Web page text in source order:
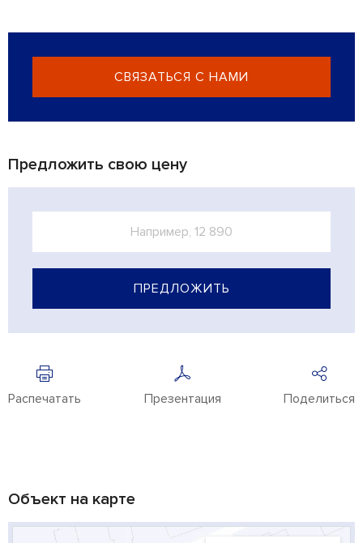
СВЯЗАТЬСЯ С НАМИ
Предложить свою цену
ПРЕДЛОЖИТЬ
Распечатать Презентация Поделиться
Объект на карте